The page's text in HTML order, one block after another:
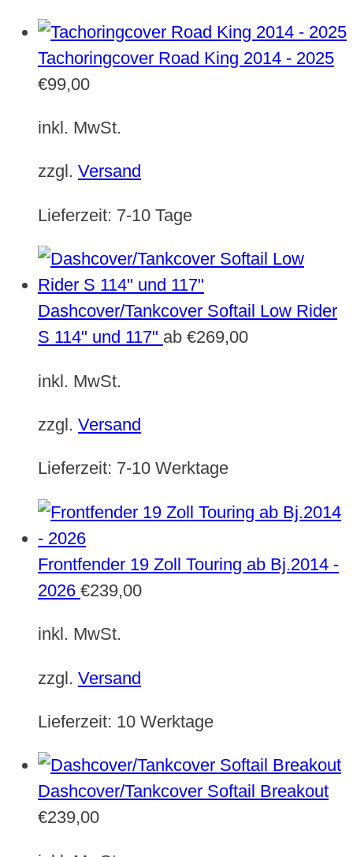
Tachoringcover Road King 2014 - 2025
€99,00
inkl. MwSt.
zzgl. Versand
Lieferzeit: 7-10 Tage
Dashcover/Tankcover Softail Low Rider
S 114" und 117" ab €269,00
inkl. MwSt.
zzgl. Versand
Lieferzeit: 7-10 Werktage
Frontfender 19 Zoll Touring ab Bj.2014 -
2026 €239,00
inkl. MwSt.
zzgl. Versand
Lieferzeit: 10 Werktage
Dashcover/Tankcover Softail Breakout
€239,00